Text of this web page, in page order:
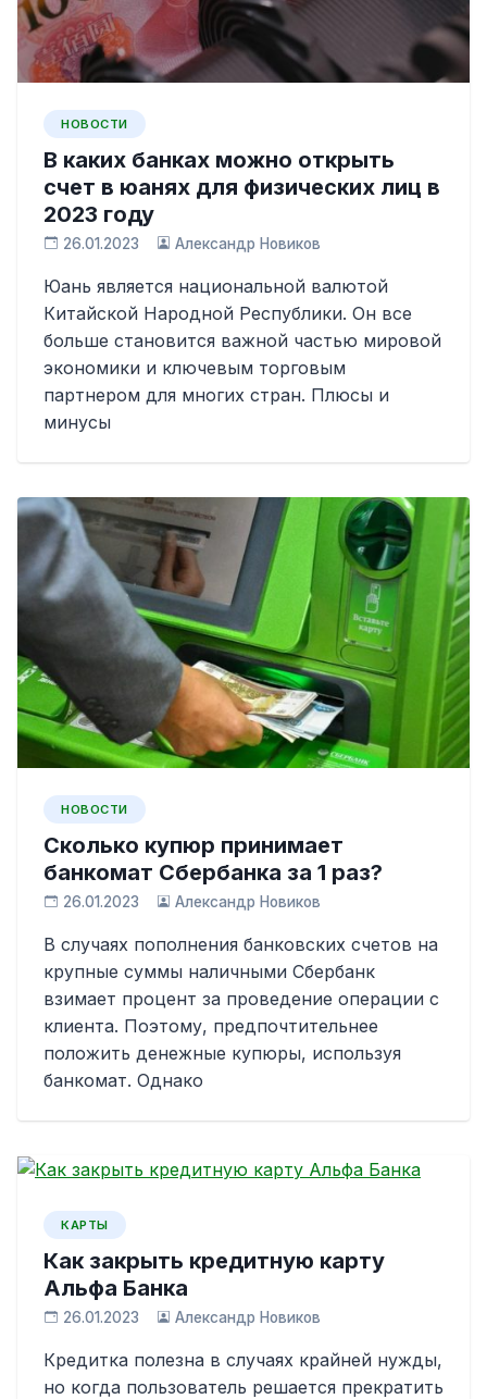
НОВОСТИ
В каких банках можно открыть
счет в юанях для физических лиц в
2023 году
26.01.2023 Александр Новиков
Юань является национальной валютой
Китайской Народной Республики. Он все
больше становится важной частью мировой
экономики и ключевым торговым
партнером для многих стран. Плюсы и
минусы
НОВОСТИ
Сколько купюр принимает
банкомат Сбербанка за 1 раз?
26.01.2023 Александр Новиков
В случаях пополнения банковских счетов на
крупные суммы наличными Сбербанк
взимает процент за проведение операции с
клиента. Поэтому, предпочтительнее
положить денежные купюры, используя
банкомат. Однако
КАРТЫ
Как закрыть кредитную карту
Альфа Банка
26.01.2023 Александр Новиков
Кредитка полезна в случаях крайней нужды,
но когда пользователь решается прекратить